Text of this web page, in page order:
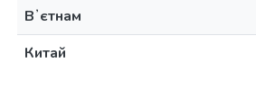
Вʼєтнам
Китай